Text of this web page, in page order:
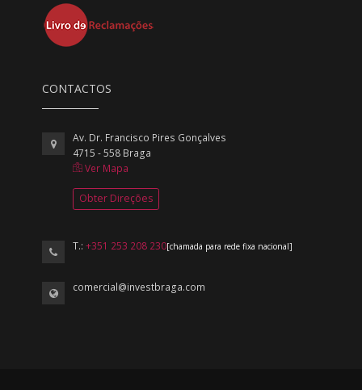
CONTACTOS
Av. Dr. Francisco Pires Gonçalves
4715 - 558 Braga
Ver Mapa
Obter Direções
T.:+351 253 208 230[chamada para rede fixa nacional]
comercial@investbraga.com